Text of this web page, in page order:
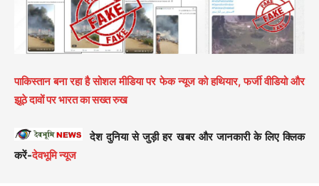
पाकिस्तान बना रहा है सोशल मीडिया पर फेक न्यूज को हथियार, फर्जी वीडियो और
झूठे दावों पर भारत का सख्त रुख
देश दुनिया से जुड़ी हर खबर और जानकारी के लिए क्लिक
करें-देवभूमि न्यूज